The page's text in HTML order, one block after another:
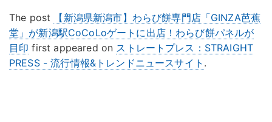
The post
【新潟県新潟市】わらび餅専門店「GINZA芭蕉
堂」が新潟駅CoCoLoゲートに出店！わらび餅パネルが
目印 first appeared on ストレートプレス：STRAIGHT
PRESS - 流行情報&トレンドニュースサイト .